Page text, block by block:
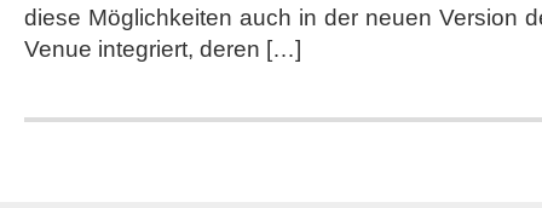
diese Möglichkeiten auch in der neuen Version
Venue integriert, deren […]